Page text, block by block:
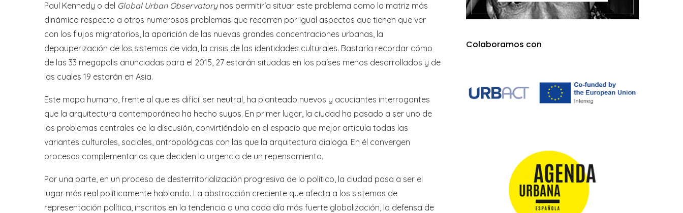
Paul Kennedy o del Global Urban Observatorynos permitiría situar este problema como la matriz más
dinámica respecto a otros numerosos problemas que recorren por igual aspectos que tienen que ver
con los flujos migratorios, la aparición de las nuevas grandes concentraciones urbanas, la
depauperización de los sistemas de vida, la crisis de las identidades culturales. Bastaría recordar cómo
de las 33 megapolis anunciadas para el 2015, 27 estarán situadas en los países menos desarrollados y de
las cuales 19 estarán en Asia.
Este mapa humano, frente al que es difícil ser neutral, ha planteado nuevos y acuciantes interrogantes
que la arquitectura contemporánea ha hecho suyos. En primer lugar, la ciudad ha pasado a ser uno de
los problemas centrales de la discusión, convirtiéndolo en el espacio que mejor articula todas las
variantes culturales, sociales, antropológicas con las que la arquitectura dialoga. En él convergen
procesos complementarios que deciden la urgencia de un repensamiento.
Por una parte, en un proceso de desterritorialización progresiva de lo político, la ciudad pasa a ser el
lugar más real políticamente hablando. La abstracción creciente que afecta a los sistemas de
representación política, inscritos en la tendencia a una cada día más fuerte globalización, la defensa de
Colaboramos con